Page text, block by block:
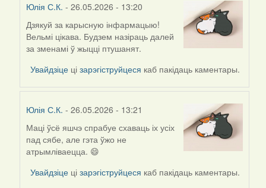
Юлія С.К. - 26.05.2026 - 13:20
In
reply
to
by
Harrier
Дзякуй за карысную інфармацыю!
Вельмі цікава. Будзем назіраць далей
за зменамі ў жыцці птушанят.
Увайдзіце цізарэгіструйцеся каб пакідаць каментары.
Юлія С.К. - 26.05.2026 - 13:21
In
reply
to
by
Harrier
Маці ўсё яшчэ спрабуе схаваць іх усіх
пад сябе, але гэта ўжо не
атрымліваецца. 😄
Увайдзіце цізарэгіструйцеся каб пакідаць каментары.